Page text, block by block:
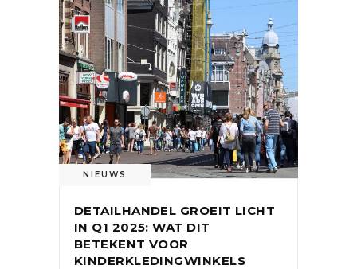
NIEUWS
DETAILHANDEL GROEIT LICHT
IN Q1 2025: WAT DIT
BETEKENT VOOR
KINDERKLEDINGWINKELS